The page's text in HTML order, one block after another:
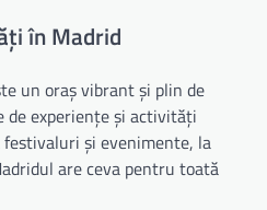
în Madrid
un oraș vibrant și plin de
de experiențe și activități
și evenimente, la
are ceva pentru toată